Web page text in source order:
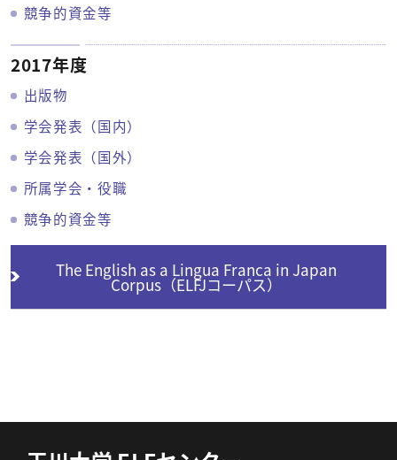
競争的資金等
2017年度
出版物
学会発表（国内）
学会発表（国外）
所属学会・役職
競争的資金等
The English as a Lingua Franca in Japan
Corpus（ELFJコーパス）